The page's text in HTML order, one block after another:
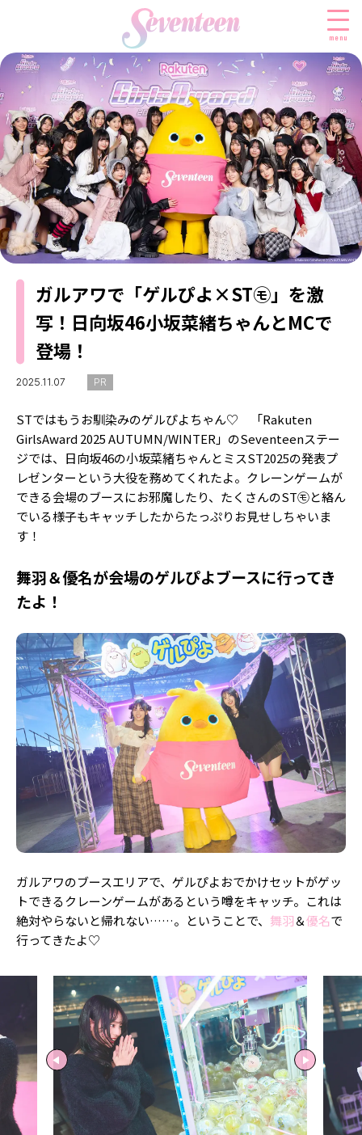
menu
すべての新着記事
FASHION
ファッションニュース
モデル私服
着回し
着痩せ
BEAUTY
ビューティニュース
トレンドメイク
ヘアアレンジ・ヘアケア
スキンケア
ボディケア
SCHOOL
スクールニュース
制服コーデ
学校ヘアメイク
勉強・受験・進路
ENTERTAINMENT
エンタメニュース
なにわ男子
K-POP
LIFESTYLE
ライフスタイルニュース
JKランキング・アワード
モデルの購入品
お悩み相談
JK TREND
JKトレンドニュース
MODELS
TikTok
Instagram
YouTube
FORTUNE
MISS SEVENTEEN
ミスセブンティーンニュース
MAGAZINE
バックナンバー
INFORMATION
Seventeenについて
Follow us
ST member
新規会員登録・ログイン
ガルアワで「ゲルぴよ×ST㋲」を激
写！日向坂46小坂菜緒ちゃんとMCで
登場！
2025.11.07 PR
STではもうお馴染みのゲルぴよちゃん♡ 「Rakuten
GirlsAward 2025 AUTUMN/WINTER」のSeventeenステー
ジでは、日向坂46の小坂菜緒ちゃんとミスST2025の発表プ
レゼンターという大役を務めてくれたよ。クレーンゲームが
できる会場のブースにお邪魔したり、たくさんのST㋲と絡ん
でいる様子もキャッチしたからたっぷりお見せしちゃいま
す！
舞羽＆優名が会場のゲルぴよブースに行ってき
たよ！
ガルアワのブースエリアで、ゲルぴよおでかけセットがゲッ
トできるクレーンゲームがあるという噂をキャッチ。これは
絶対やらないと帰れない……。ということで、 舞羽＆優名で
行ってきたよ♡